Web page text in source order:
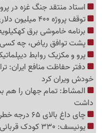
استاد منتقد جنگ غزه در
توقف پروژه 400 میلیون دلاری ترامپ در کاخ سفید با حکم دادگاه
برنامه خاموشی برق کهکیلویه و بویر
پشت توافق ریاض، چه
پرو و مکزیک روابط
دفتر حفاظت منافع ایران:
خودش ویران کرد
المشاط: تمام جهان را هم
داشت
چای داغ بالای 65 درجه خطر سرطان مری را افزایش می‌دهد
یونیسف: 330 کودک قربانی شیوع ابولا در کنگو شدند